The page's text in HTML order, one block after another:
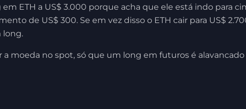
ETH a US$ 3.000 porque acha que ele está indo para
de US$ 300. Se em vez disso o ETH cair para US$
long.
moeda no spot, só que um long em futuros é